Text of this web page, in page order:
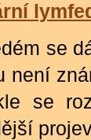
se
není
se